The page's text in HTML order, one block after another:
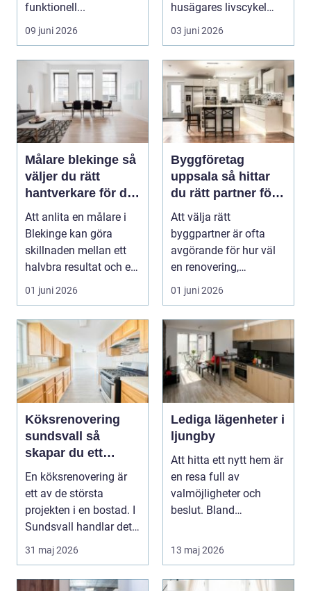
funktionell...
09 juni 2026
husägares livscykel
med sitt hem. Rätt f...
03 juni 2026
Målare blekinge så
väljer du rätt
hantverkare för ditt
projekt
Att anlita en målare i
Blekinge kan göra
skillnaden mellan ett
halvbra resultat och ett
hem eller en...
01 juni 2026
Byggföretag
uppsala så hittar
du rätt partner för
renovering och
ombyggnad
Att välja rätt
byggpartner är ofta
avgörande för hur väl
en renovering,
ombyggnad eller
tillbyggnad ...
01 juni 2026
Köksrenovering
sundsvall så
skapar du ett
hållbart och
funktionellt kök
En köksrenovering är
ett av de största
projekten i en bostad. I
Sundsvall handlar det
ofta om att ko...
31 maj 2026
Lediga lägenheter i
ljungby
Att hitta ett nytt hem är
en resa full av
valmöjligheter och
beslut. Bland
och sjö...
13 maj 2026